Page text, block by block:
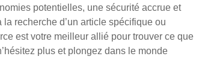
potentielles, une sécurité accrue et
recherche d’un article spécifique ou
est votre meilleur allié pour trouver ce que
plus et plongez dans le monde